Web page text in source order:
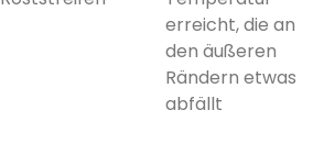
erreicht, die an
den äußeren
Rändern etwas
abfällt